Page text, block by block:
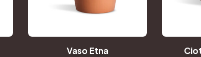
Vaso Etna